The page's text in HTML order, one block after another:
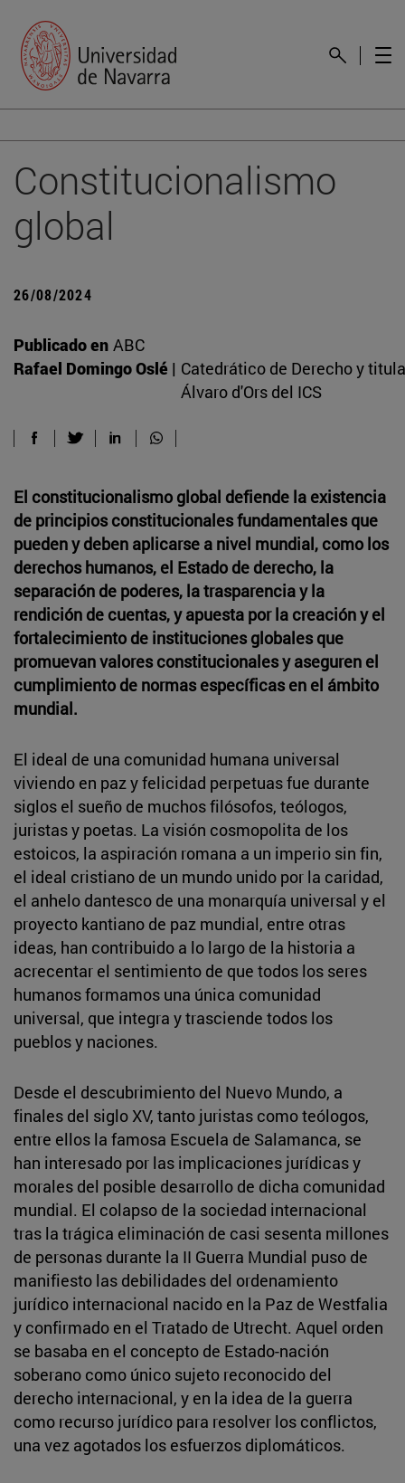
Constitucionalismo
global
26/08/2024
Publicado en ABC
Rafael Domingo Oslé | Catedrático de Derecho y
Álvaro d'Ors del ICS
El constitucionalismo global defiende la existencia
de principios constitucionales fundamentales que
pueden y deben aplicarse a nivel mundial, como los
derechos humanos, el Estado de derecho, la
separación de poderes, la trasparencia y la
rendición de cuentas, y apuesta por la creación y el
fortalecimiento de instituciones globales que
promuevan valores constitucionales y aseguren el
cumplimiento de normas específicas en el ámbito
mundial.
El ideal de una comunidad humana universal
viviendo en paz y felicidad perpetuas fue durante
siglos el sueño de muchos filósofos, teólogos,
juristas y poetas. La visión cosmopolita de los
estoicos, la aspiración romana a un imperio sin fin,
el ideal cristiano de un mundo unido por la caridad,
el anhelo dantesco de una monarquía universal y el
proyecto kantiano de paz mundial, entre otras
ideas, han contribuido a lo largo de la historia a
acrecentar el sentimiento de que todos los seres
humanos formamos una única comunidad
universal, que integra y trasciende todos los
pueblos y naciones.
Desde el descubrimiento del Nuevo Mundo, a
finales del siglo XV, tanto juristas como teólogos,
entre ellos la famosa Escuela de Salamanca, se
han interesado por las implicaciones jurídicas y
morales del posible desarrollo de dicha comunidad
mundial. El colapso de la sociedad internacional
tras la trágica eliminación de casi sesenta millones
de personas durante la II Guerra Mundial puso de
manifiesto las debilidades del ordenamiento
jurídico internacional nacido en la Paz de Westfalia
y confirmado en el Tratado de Utrecht. Aquel orden
se basaba en el concepto de Estado-nación
soberano como único sujeto reconocido del
derecho internacional, y en la idea de la guerra
como recurso jurídico para resolver los conflictos,
una vez agotados los esfuerzos diplomáticos.